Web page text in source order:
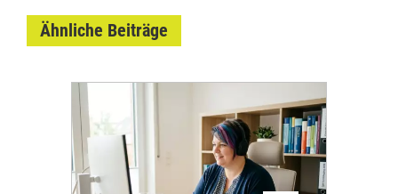
Ähnliche Beiträge